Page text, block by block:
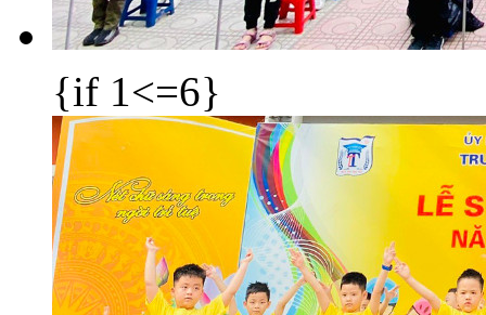
{if 1<=6}